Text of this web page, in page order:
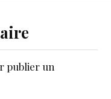
publier un